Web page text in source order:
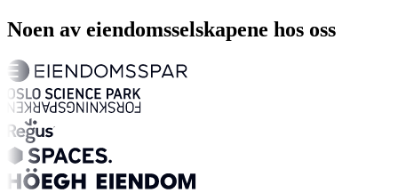
Noen av eiendomsselskapene hos oss